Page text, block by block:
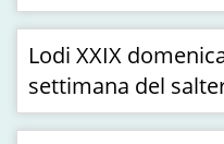
Lodi XXIX
settimana del